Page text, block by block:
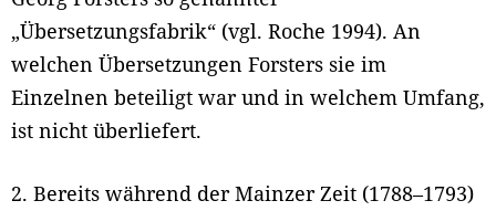
„Übersetzungsfabrik“ (vgl. Roche 1994). An
welchen Übersetzungen Forsters sie im
Einzelnen beteiligt war und in welchem Umfang,
ist nicht überliefert.
2. Bereits während der Mainzer Zeit (1788–1793)